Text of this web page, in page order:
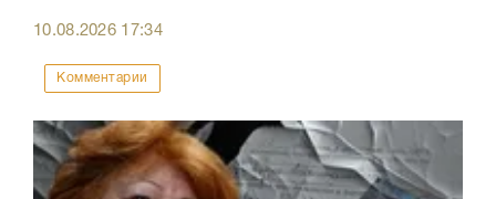
10.08.2026 17:34
Комментарии